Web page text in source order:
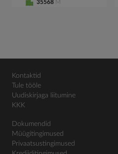
35568 M
Kontaktid
Tule tööle
Uudiskirjaga liitumine
KKK
Dokumendid
Müügitingimused
Privaatsustingimused